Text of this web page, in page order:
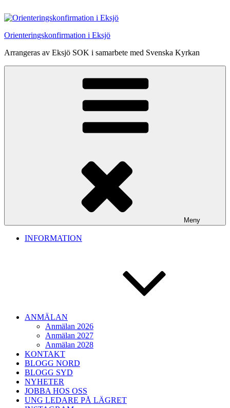
till
Orienteringskonfirmation i Eksjö
Arrangeras av Eksjö SOK i samarbete med Svenska Kyrkan
Meny
INFORMATION
ANMÄLAN
Anmälan 2026
Anmälan 2027
Anmälan 2028
KONTAKT
BLOGG NORD
BLOGG SYD
NYHETER
JOBBA HOS OSS
UNG LEDARE PÅ LÄGRET